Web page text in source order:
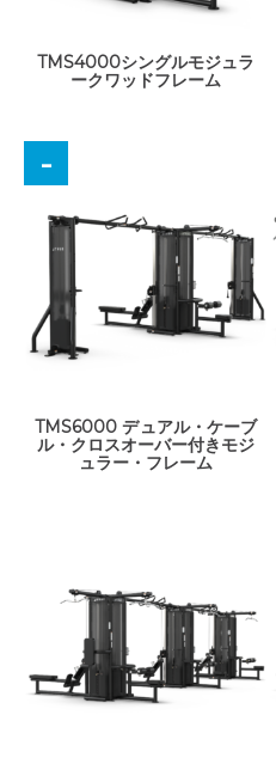
TMS4000シングルモジュラ
ークワッドフレーム
TMS6000 デュアル・ケーブ
ル・クロスオーバー付きモジ
ュラー・フレーム